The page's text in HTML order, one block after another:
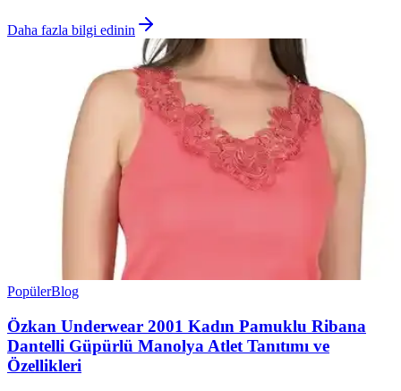
Daha fazla bilgi edinin
PopülerBlog
Özkan Underwear 2001 Kadın Pamuklu Ribana
Dantelli Güpürlü Manolya Atlet Tanıtımı ve
Özellikleri